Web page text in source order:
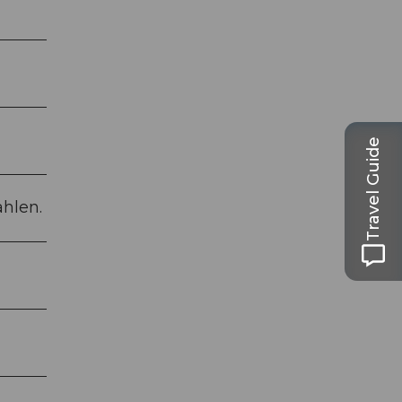
Travel Guide